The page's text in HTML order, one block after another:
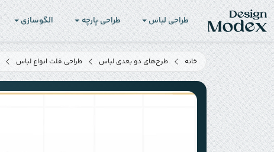
طراحی لباس طراحی پارچه الگوسازی
خانه طرح‌های دو بعدی لباس طراحی فلت انواع لباس